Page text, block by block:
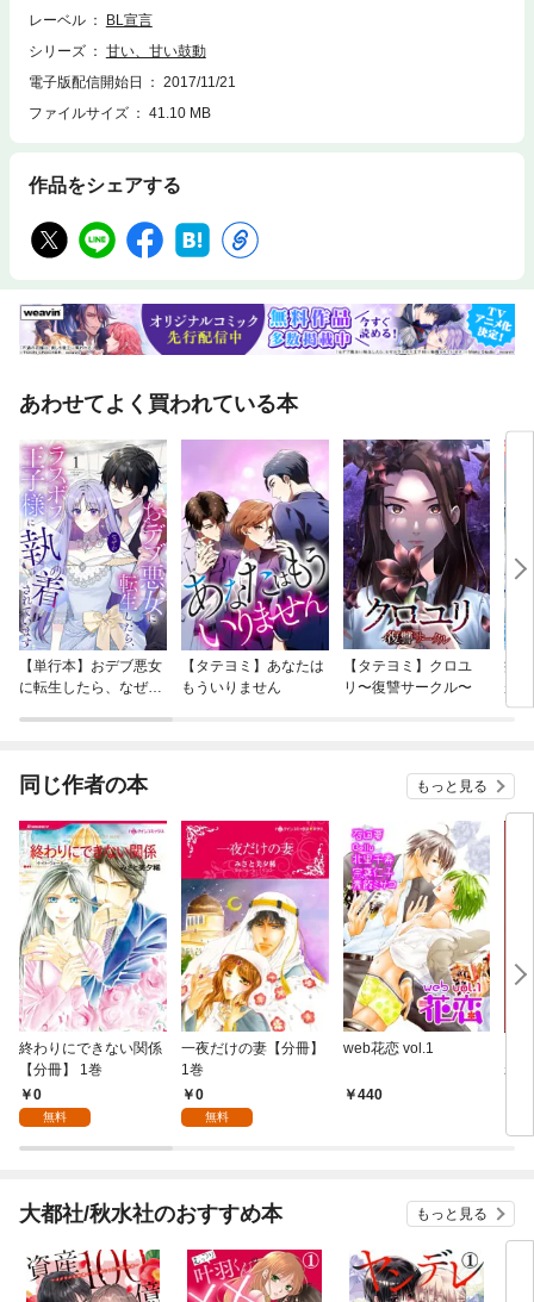
レーベル
BL宣言
シリーズ
甘い、甘い鼓動
電子版配信開始日
2017/11/21
ファイルサイズ
41.10 MB
作品をシェアする
あわせてよく買われている本
【単行本】おデブ悪女
に転生したら、なぜか
【タテヨミ】あなたは
もういりません
【タテヨミ】クロユ
リ〜復讐サークル〜
病
が
ぎ
同じ作者の本 もっと見る
終わりにできない関係
【分冊】 1巻
0
無料
一夜だけの妻【分冊】
1巻
0
無料
web花恋 vol.1
440
れ
大都社/秋水社のおすすめ本 もっと見る